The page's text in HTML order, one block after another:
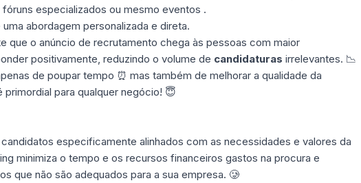
especializados ou mesmo eventos .
abordagem personalizada e direta.
que o anúncio de recrutamento chega às pessoas com maior
positivamente, reduzindo o volume de candidaturas irrelevantes. 📉
de poupar tempo ⏰ mas também de melhorar a qualidade da
primordial para qualquer negócio! 😇
especificamente alinhados com as necessidades e valores da
minimiza o tempo e os recursos financeiros gastos na procura e
que não são adequados para a sua empresa. 🥲